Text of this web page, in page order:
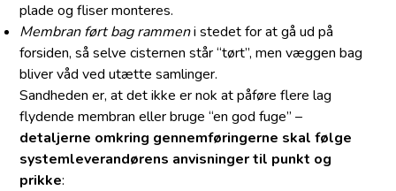
plade og fliser monteres.
Membran ført bag rammeni stedet for at gå ud på
forsiden, så selve cisternen står “tørt”, men væggen bag
bliver våd ved utætte samlinger.
Sandheden er, at det ikke er nok at påføre flere lag
flydende membran eller bruge “en god fuge” –
detaljerne omkring gennemføringerne skal følge
systemleverandørens anvisninger til punkt og
prikke: